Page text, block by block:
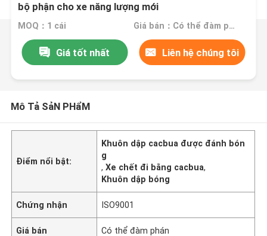
bộ phận cho xe năng lượng mới
MOQ：1 cái Giá bán：Có thể đàm phán
Giá tốt nhất Liên hệ chúng tôi
Mô Tả SảN PHẩM
Điểm nổi bật:
Khuôn dập cacbua được đánh bón
g
,Xe chết đi bằng cacbua,
Khuôn dập bóng
Chứng nhận ISO9001
Giá bán Có thể đàm phán